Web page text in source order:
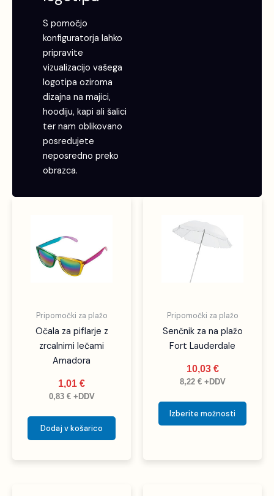
S pomočjo
konfiguratorja lahko
pripravite
vizualizacijo vašega
logotipa oziroma
dizajna na majici,
hoodiju, kapi ali šalici
ter nam oblikovano
posredujete
neposredno preko
obrazca.
Pripomočki za plažo
Očala za piflarje z
zrcalnimi lečami
Amadora
1,01 €
0,83 €+DDV
Dodaj v košarico
Pripomočki za plažo
Senčnik za na plažo
Fort Lauderdale
10,03 €
8,22 €+DDV
Izberite možnosti